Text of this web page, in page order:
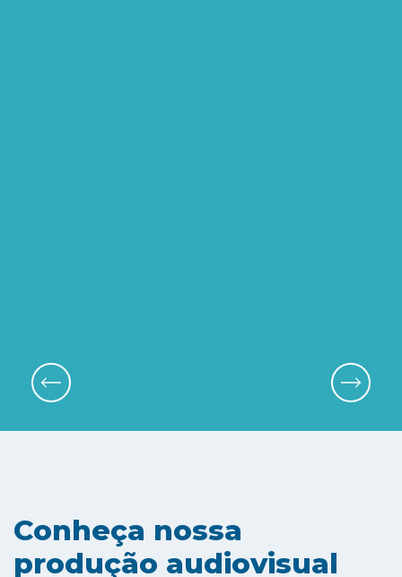
Conheça nossa
produção audiovisual